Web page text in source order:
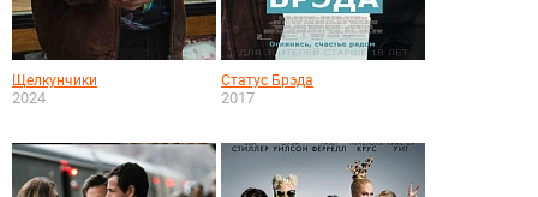
Щелкунчики
2024
Статус Брэда
2017